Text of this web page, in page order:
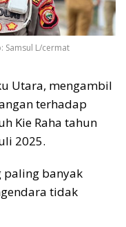
Samsul L/cermat
Utara, mengambil
terhadap
Kie Raha tahun
2025.
paling banyak
tidak